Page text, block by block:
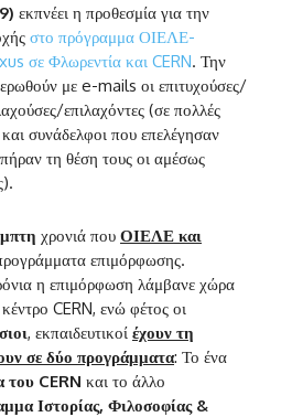
εκπνέει η προθεσμία για την
στο πρόγραμμα ΟΙΕΛΕ-
Φλωρεντία και CERN. Την
με e-mails οι επιτυχούσες/
επιλαχόντες (σε πολλές
συνάδελφοι που επελέγησαν
τη θέση τους οι αμέσως
χρονιά που ΟΙΕΛΕ και
επιμόρφωσης.
η επιμόρφωση λάμβανε χώρα
CERN, ενώ φέτος οι
, εκπαιδευτικοί έχουν τη
σε δύο προγράμματα: Το ένα
του CERN και το άλλο
Ιστορίας, Φιλοσοφίας &